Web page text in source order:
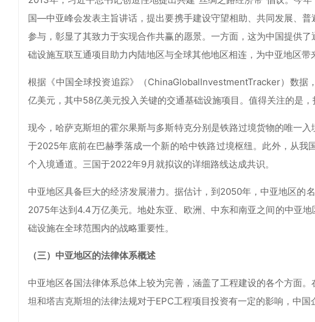
国—中亚峰会发表主旨讲话，提出要携手建设守望相助、共同发展、
参与，彰显了其致力于实现合作共赢的愿景。一方面，这为中国提供
础设施互联互通项目助力内陆地区与全球其他地区相连，为中亚地区带
根据《中国全球投资追踪》（ChinaGlobalInvestmentTracker）数据
亿美元，其中58亿美元投入关键的交通基础设施项目。值得关注的是，
现今，哈萨克斯坦的霍尔果斯与多斯特克分别是铁路过境货物的唯一
于2025年底前在巴赫季落成一个新的哈中铁路过境枢纽。此外，从
个入境通道。三国于2022年9月就拟议的详细路线达成共识。
中亚地区具备巨大的经济发展潜力。据估计，到2050年，中亚地区的
2075年达到4.4万亿美元。地处东亚、欧洲、中东和南亚之间的中亚
础设施在全球范围内的战略重要性。
（三）中亚地区的法律体系概述
中亚地区各国法律体系总体上较为完善，涵盖了工程建设的各个方面
坦和塔吉克斯坦的法律法规对于EPC工程项目投资有一定的影响，中国